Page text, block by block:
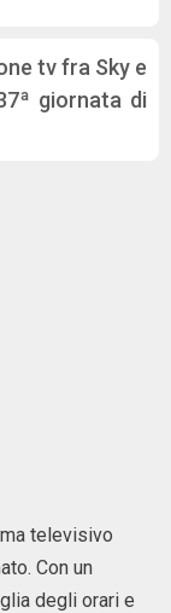
tv fra Sky e
giornata di
televisivo
Con un
degli orari e